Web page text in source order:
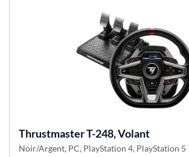
ThrustmasterT-248, Volant
Noir/Argent, PC, PlayStation 4, PlayStation 5